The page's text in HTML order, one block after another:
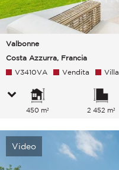
Valbonne
Costa Azzurra, Francia
V3410VA Vendita Villa
450 m² 2 452 m²
Video